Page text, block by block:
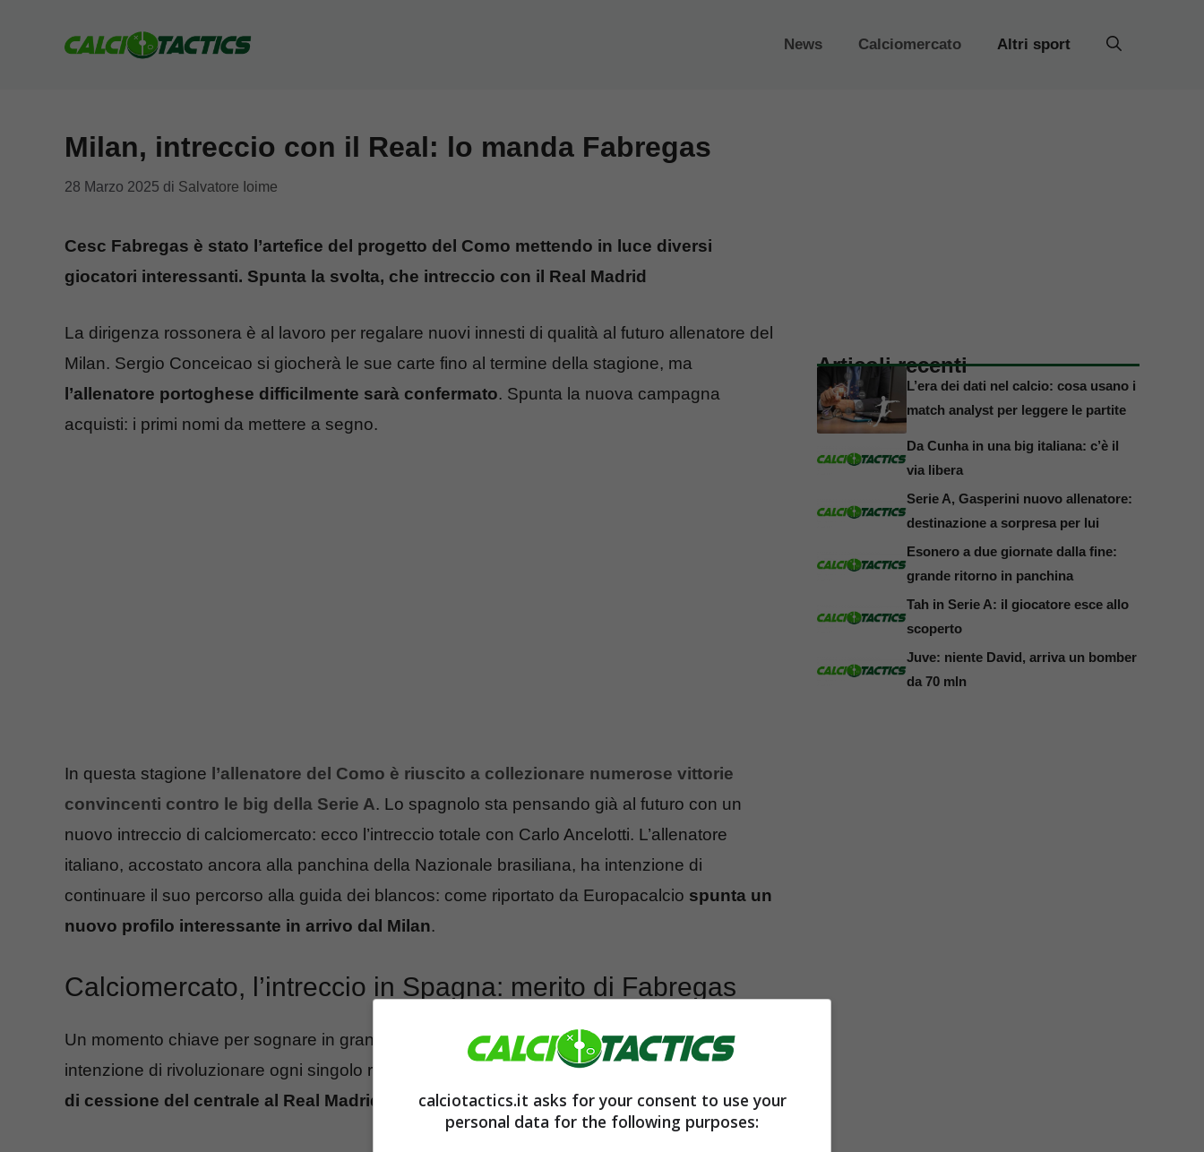
News Calciomercato Altri sport
Milan, intreccio con il Real: lo manda Fabregas
28 Marzo 2025 di Salvatore Ioime
Cesc Fabregas è stato l’artefice del progetto del Como mettendo in luce diversi
giocatori interessanti. Spunta la svolta, che intreccio con il Real Madrid
La dirigenza rossonera è al lavoro per regalare nuovi innesti di qualità al futuro allenatore del
Milan. Sergio Conceicao si giocherà le sue carte fino al termine della stagione, ma
l’allenatore portoghese difficilmente sarà confermato. Spunta la nuova campagna
acquisti: i primi nomi da mettere a segno.
In questa stagione l’allenatore del Como è riuscito a collezionare numerose vittorie
convincenti contro le big della Serie A. Lo spagnolo sta pensando già al futuro con un
nuovo intreccio di calciomercato: ecco l’intreccio totale con Carlo Ancelotti. L’allenatore
italiano, accostato ancora alla panchina della Nazionale brasiliana, ha intenzione di
continuare il suo percorso alla guida dei blancos: come riportato da Europacalcio spunta un
nuovo profilo interessante in arrivo dal Milan.
Calciomercato, l’intreccio in Spagna: merito di Fabregas
Un momento chiave per sognare in grande in vista della prossima stagione. Il Milan ha
intenzione di rivoluzionare ogni singolo reparto:
ecco l’idea interessante dal Como in caso
di cessione del centrale al Real Madrid
Articoli recenti
L’era dei dati nel calcio: cosa usano i
match analyst per leggere le partite
Da Cunha in una big italiana: c’è il
via libera
Serie A, Gasperini nuovo allenatore:
destinazione a sorpresa per lui
Esonero a due giornate dalla fine:
grande ritorno in panchina
Tah in Serie A: il giocatore esce allo
scoperto
Juve: niente David, arriva un bomber
da 70 mln
calciotactics.it asks for your consent to use your
personal data for the following purposes: